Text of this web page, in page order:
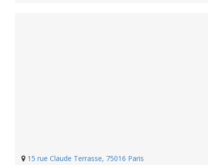
15 rue Claude Terrasse, 75016 Paris